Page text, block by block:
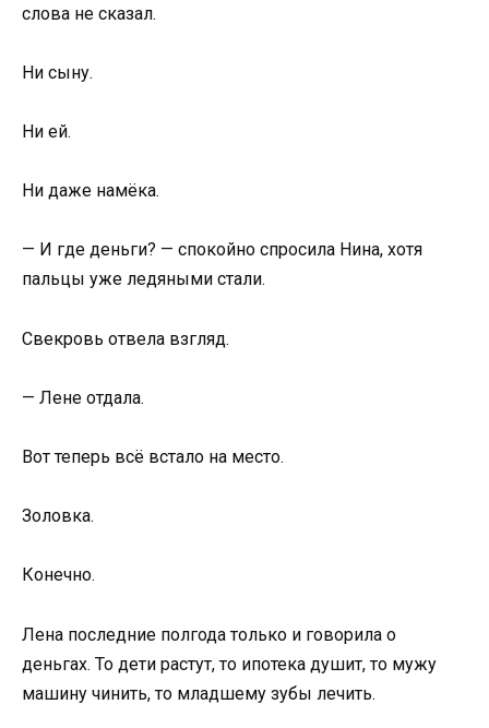
слова не сказал.
Ни сыну.
Ни ей.
Ни даже намёка.
— И где деньги? — спокойно спросила Нина, хотя
пальцы уже ледяными стали.
Свекровь отвела взгляд.
— Лене отдала.
Вот теперь всё встало на место.
Золовка.
Конечно.
Лена последние полгода только и говорила о
деньгах. То дети растут, то ипотека душит, то мужу
машину чинить, то младшему зубы лечить.